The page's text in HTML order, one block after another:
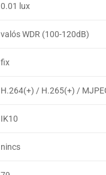
0.01 lux
valós WDR (100-120dB)
fix
H.264(+) / H.265(+) /
IK10
nincs